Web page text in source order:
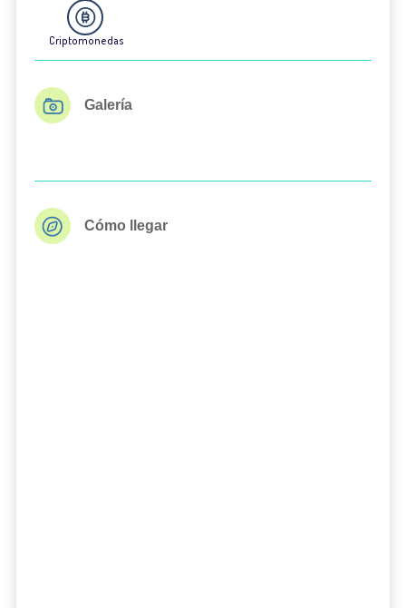
Criptomonedas
Galería
Cómo llegar